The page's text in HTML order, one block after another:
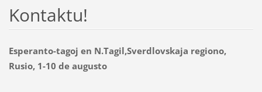
Kontaktu!
Esperanto-tagoj en N.Tagil,Sverdlovskaja regiono,
Rusio, 1-10 de augusto